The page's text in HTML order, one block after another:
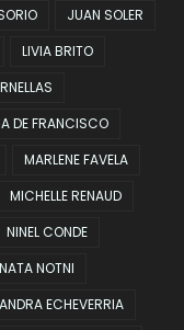
JUAN SOLER
LIVIA BRITO
DE FRANCISCO
MARLENE FAVELA
MICHELLE RENAUD
NINEL CONDE
NOTNI
ECHEVERRIA